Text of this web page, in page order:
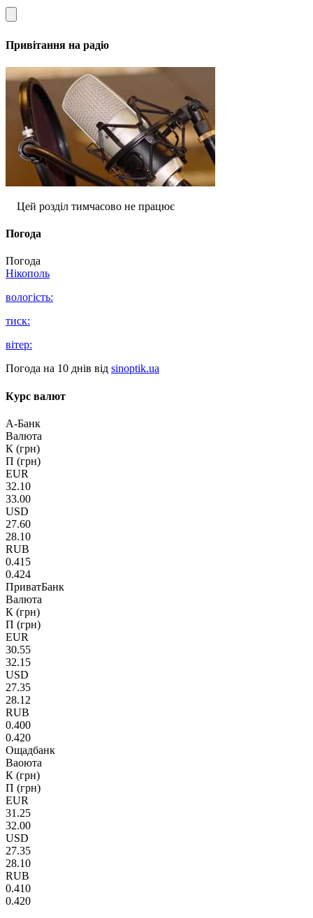
Привітання на радіо
Цей розділ тимчасово не працює
Погода
Погода
Нікополь
вологість:
тиск:
вітер:
Погода на 10 днів від sinoptik.ua
Курс валют
А-Банк
Валюта
К (грн)
П (грн)
EUR
32.10
33.00
USD
27.60
28.10
RUB
0.415
0.424
ПриватБанк
Валюта
К (грн)
П (грн)
EUR
30.55
32.15
USD
27.35
28.12
RUB
0.400
0.420
Ощадбанк
Ваоюта
К (грн)
П (грн)
EUR
31.25
32.00
USD
27.35
28.10
RUB
0.410
0.420